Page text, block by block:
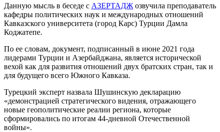
Данную мысль в беседе с АЗЕРТАДЖ озвучила преподаватель
кафедры политических наук и международных отношений
Кавказского университета (город Карс) Турции Дамла
Коджатепе.
По ее словам, документ, подписанный в июне 2021 года
лидерами Турции и Азербайджана, является исторической
вехой как для развития отношений двух братских стран, так и
для будущего всего Южного Кавказа.
Турецкий эксперт назвала Шушинскую декларацию
«демонстрацией стратегического видения, отражающего
новые геополитические реалии региона, которые
сформировались по итогам 44-дневной Отечественной
войны».